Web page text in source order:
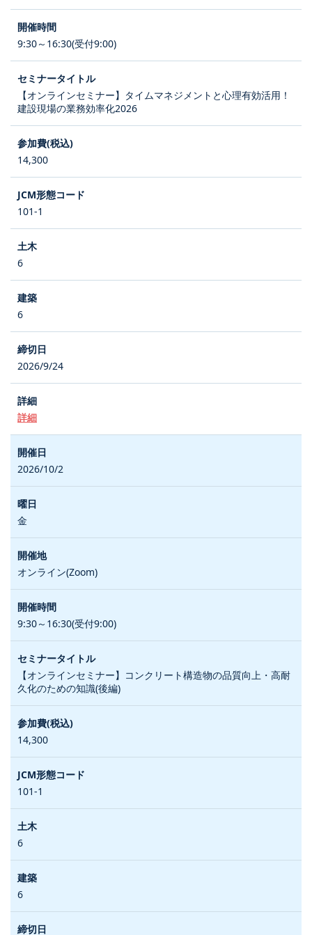
9:30～16:30(受付9:00)
【オンラインセミナー】タイムマネジメントと心理有効活用！
建設現場の業務効率化2026
14,300
101-1
6
6
2026/9/24
詳細
2026/10/2
金
オンライン(Zoom)
9:30～16:30(受付9:00)
【オンラインセミナー】コンクリート構造物の品質向上・高耐
久化のための知識(後編)
14,300
101-1
6
6